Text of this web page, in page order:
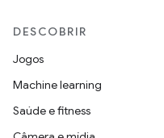
DESCOBRIR
Jogos
Machine learning
Saúde e fitness